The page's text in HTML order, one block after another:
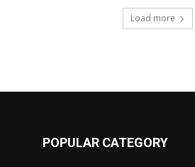
Load more
POPULAR CATEGORY